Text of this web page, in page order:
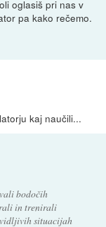
oglasiš pri nas v
pa kako rečemo.
kaj naučili...
bodočih
in trenirali
situacijah